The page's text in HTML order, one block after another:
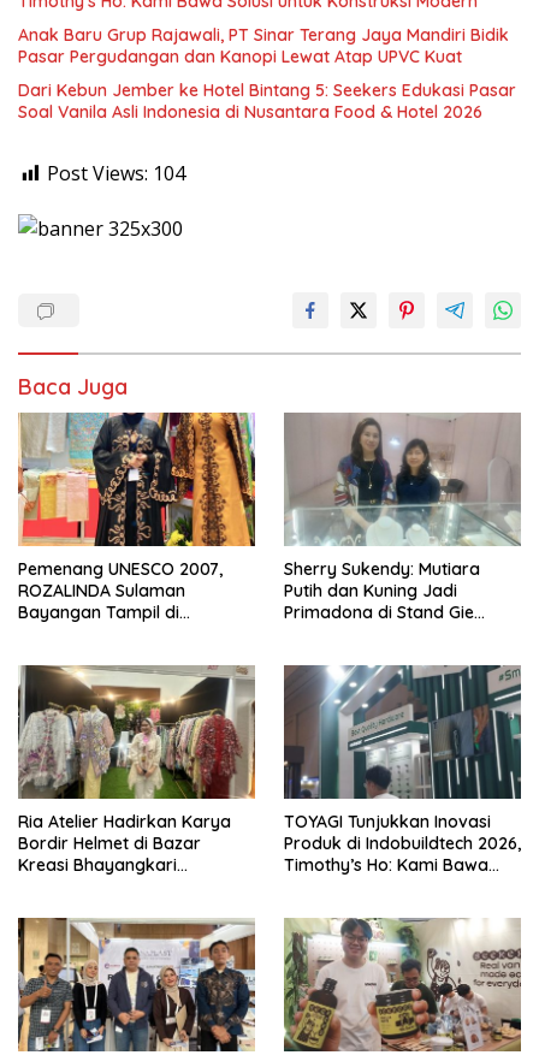
Anak Baru Grup Rajawali, PT Sinar Terang Jaya Mandiri Bidik
Pasar Pergudangan dan Kanopi Lewat Atap UPVC Kuat
Dari Kebun Jember ke Hotel Bintang 5: Seekers Edukasi Pasar
Soal Vanila Asli Indonesia di Nusantara Food & Hotel 2026
Post Views: 104
Baca Juga
Pemenang UNESCO 2007,
ROZALINDA Sulaman
Bayangan Tampil di
Sherry Sukendy: Mutiara
Putih dan Kuning Jadi
Primadona di Stand Gie
Ria Atelier Hadirkan Karya
Bordir Helmet di Bazar
Kreasi Bhayangkari
TOYAGI Tunjukkan Inovasi
Produk di Indobuildtech 2026,
Timothy’s Ho: Kami Bawa